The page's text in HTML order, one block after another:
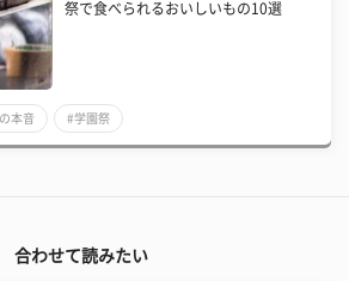
祭で食べられるおいしいもの10選
本音 #学園祭
合わせて読みたい